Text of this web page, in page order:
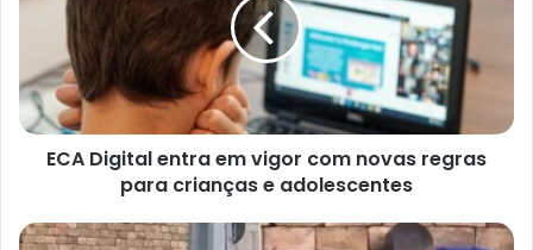
ECA Digital entra em vigor com novas regras
para crianças e adolescentes